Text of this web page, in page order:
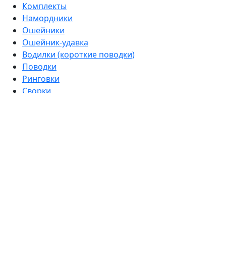
Комплекты
Намордники
Ошейники
Ошейник-удавка
Водилки (короткие поводки)
Поводки
Ринговки
Сворки